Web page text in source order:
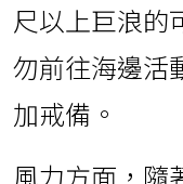
尺以上巨浪的
勿前往海邊活
加戒備。
風力方面，隨